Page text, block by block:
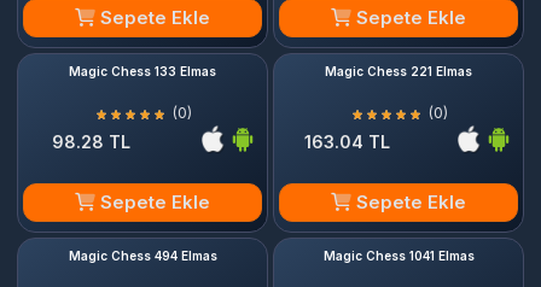
Sepete Ekle Sepete Ekle
Magic Chess 133 Elmas
(0)
98.28 TL
Sepete Ekle
Magic Chess 221 Elmas
(0)
163.04 TL
Sepete Ekle
Magic Chess 494 Elmas Magic Chess 1041 Elmas